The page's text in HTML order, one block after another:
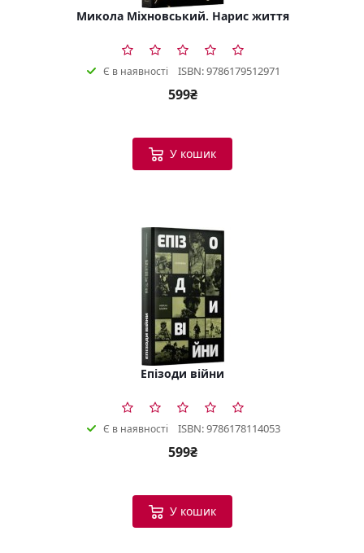
Микола Міхновський. Нарис життя
Є в наявності ISBN: 9786179512971
599₴
У кошик
Епізоди війни
Є в наявності ISBN: 9786178114053
599₴
У кошик